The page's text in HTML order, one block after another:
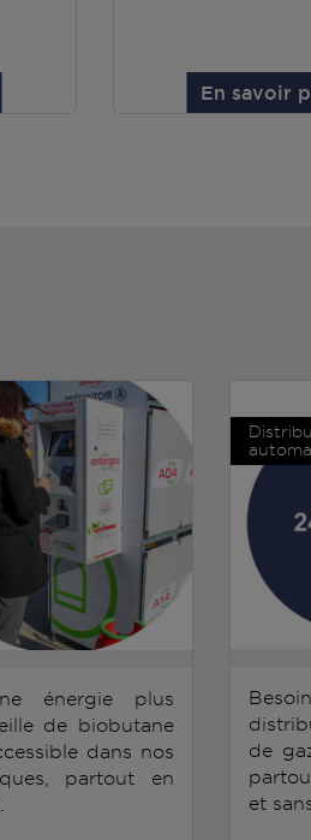
En savoir
énergie plus
de biobutane
dans nos
partout en
de
et